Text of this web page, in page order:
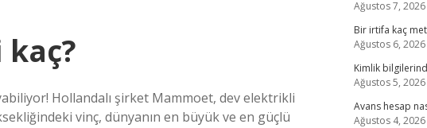
Hollandalı şirket Mammoet, dev elektrikli
vinç, dünyanın en büyük ve en güçlü
Ağustos 7, 2026
Bir irtifa kaç
Ağustos 6, 2026
Kimlik
Ağustos 5, 2026
Avans hesap
Ağustos 4, 2026